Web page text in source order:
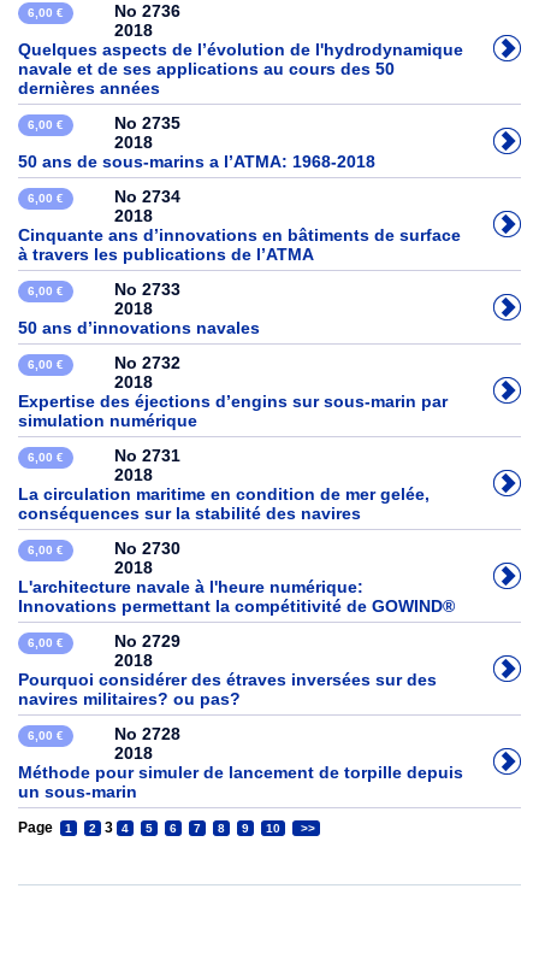
6,00 €
No 2736
2018
Quelques aspects de l’évolution de l'hydrodynamique
navale et de ses applications au cours des 50
dernières années
6,00 €
No 2735
2018
50 ans de sous-marins a l’ATMA: 1968-2018
6,00 €
No 2734
2018
Cinquante ans d’innovations en bâtiments de surface
à travers les publications de l’ATMA
6,00 €
No 2733
2018
50 ans d’innovations navales
6,00 €
No 2732
2018
Expertise des éjections d’engins sur sous-marin par
simulation numérique
6,00 €
No 2731
2018
La circulation maritime en condition de mer gelée,
conséquences sur la stabilité des navires
6,00 €
No 2730
2018
L'architecture navale à l'heure numérique:
Innovations permettant la compétitivité de GOWIND®
6,00 €
No 2729
2018
Pourquoi considérer des étraves inversées sur des
navires militaires? ou pas?
6,00 €
No 2728
2018
Méthode pour simuler de lancement de torpille depuis
un sous-marin
Page 1 2 3 4 5 6 7 8 9 10 >>